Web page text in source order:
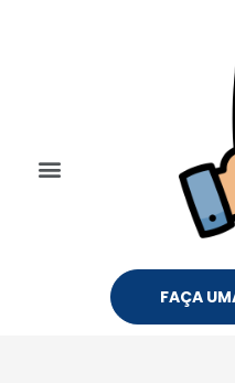
FAÇA